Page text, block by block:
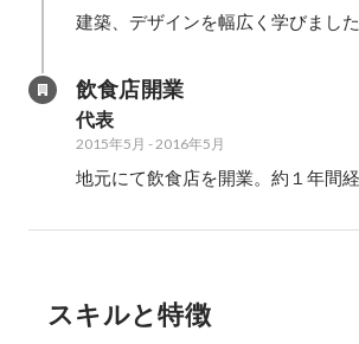
建築、デザインを幅広く学びました
飲食店開業
代表
2015年5月 -2016年5月
地元にて飲食店を開業。約１年間経
スキルと特徴